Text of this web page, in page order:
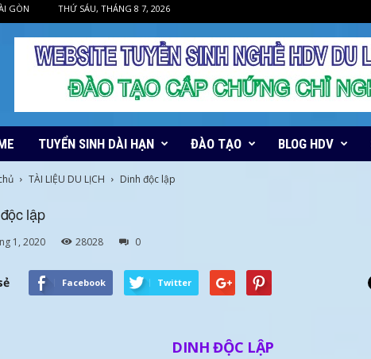
GÒN THỨ SÁU, THÁNG 8 7, 2026
TUYỂN SINH DÀI HẠN ĐÀO TẠO BLOG HDV
TÀI LIỆU DU LỊCH Dinh độc lập
lập
1, 2020 28028 0
Facebook Twitter
DINH ĐỘC LẬP